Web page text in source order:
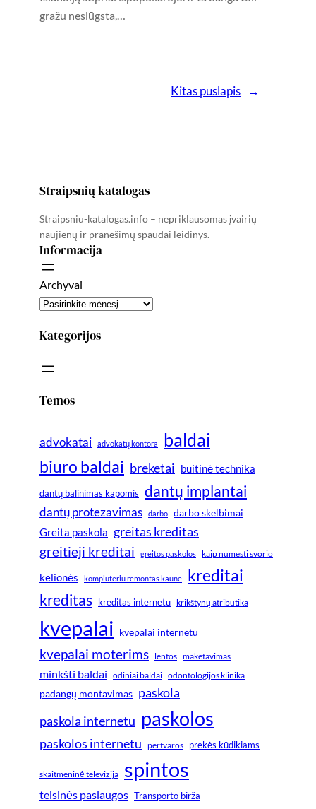
gražu neslūgsta,…
Kitas puslapis →
Straipsnių katalogas
Straipsniu-katalogas.info – nepriklausomas įvairių
naujienų ir pranešimų spaudai leidinys.
Informacija
Archyvai
Kategorijos
Temos
advokatai advokatų kontora baldai
biuro baldai breketai buitinė technika
dantų balinimas kapomis dantų implantai
dantų protezavimas darbo darbo skelbimai
Greita paskola greitas kreditas
greitieji kreditai greitos paskolos kaip numesti svorio
kelionės kompiuteriu remontas kaune kreditai
kreditas kreditas internetu krikštynų atributika
kvepalai kvepalai internetu
kvepalai moterims lentos maketavimas
minkšti baldai odiniai baldai odontologijos klinika
padangų montavimas paskola
paskola internetu paskolos
paskolos internetu pertvaros prekės kūdikiams
skaitmeninė televizija spintos
teisinės paslaugos Transporto birža